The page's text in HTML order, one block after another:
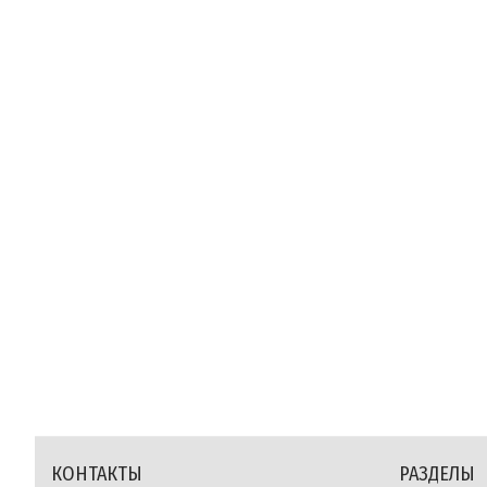
КОНТАКТЫ РАЗДЕЛЫ